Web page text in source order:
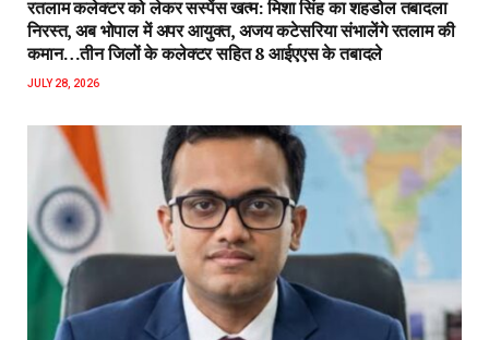
रतलाम कलेक्टर को लेकर सस्पेंस खत्म: मिशा सिंह का शहडोल तबादला
निरस्त, अब भोपाल में अपर आयुक्त, अजय कटेसरिया संभालेंगे रतलाम की
कमान…तीन जिलों के कलेक्टर सहित 8 आईएएस के तबादले
JULY 28, 2026